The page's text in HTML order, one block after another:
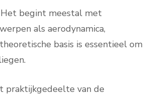
begint meestal met
als aerodynamica,
basis is essentieel om
praktijkgedeelte van de